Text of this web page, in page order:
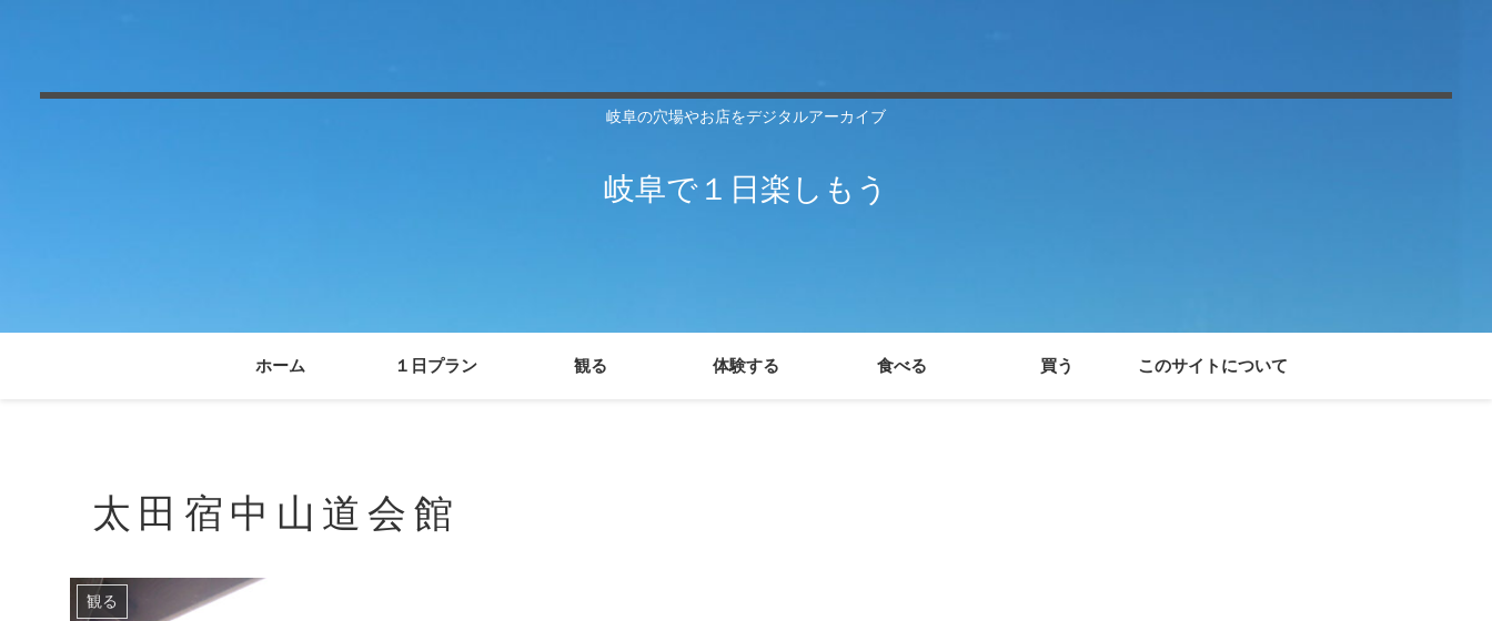
岐阜の穴場やお店をデジタルアーカイブ
岐阜で１日楽しもう
ホーム １日プラン 観る 体験する 食べる 買う このサイトについて
太田宿中山道会館
観る